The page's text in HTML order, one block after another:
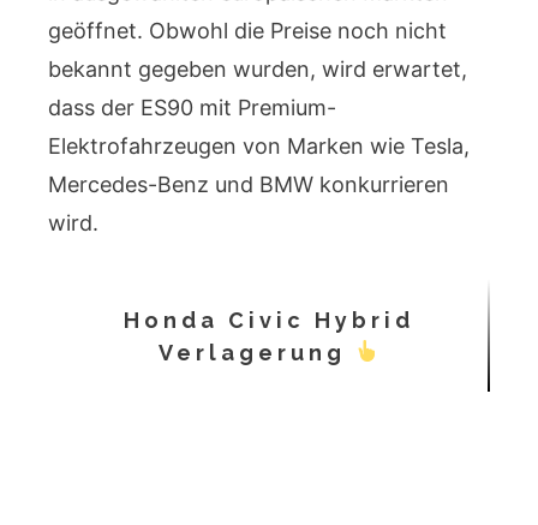
geöffnet. Obwohl die Preise noch nicht
bekannt gegeben wurden, wird erwartet,
dass der ES90 mit Premium-
Elektrofahrzeugen von Marken wie Tesla,
Mercedes-Benz und BMW konkurrieren
wird.
Honda Civic Hybrid
Verlagerung